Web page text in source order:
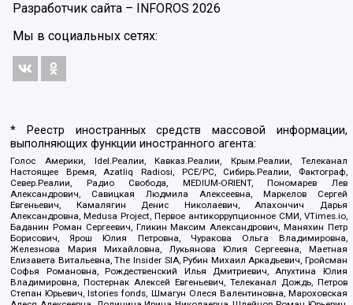
Разработчик сайта –
INFOROS 2026
Мы в социальных сетях:
* Реестр иностранных средств массовой информации,
выполняющих функции иностранного агента:
Голос Америки, Idel.Реалии, Кавказ.Реалии, Крым.Реалии, Телеканал
Настоящее Время, Azatliq Radiosi, PCE/PC, Сибирь.Реалии, Фактограф,
Север.Реалии, Радио Свобода, MEDIUM-ORIENT, Пономарев Лев
Александрович, Савицкая Людмила Алексеевна, Маркелов Сергей
Евгеньевич, Камалягин Денис Николаевич, Апахончич Дарья
Александровна, Medusa Project, Первое антикоррупционное СМИ, VTimes.io,
Баданин Роман Сергеевич, Гликин Максим Александрович, Маняхин Петр
Борисович, Ярош Юлия Петровна, Чуракова Ольга Владимировна,
Железнова Мария Михайловна, Лукьянова Юлия Сергеевна, Маетная
Елизавета Витальевна, The Insider SIA, Рубин Михаил Аркадьевич, Гройсман
Софья Романовна, Рождественский Илья Дмитриевич, Апухтина Юлия
Владимировна, Постернак Алексей Евгеньевич, Телеканал Дождь, Петров
Степан Юрьевич, Istories fonds, Шмагун Олеся Валентиновна, Мароховская